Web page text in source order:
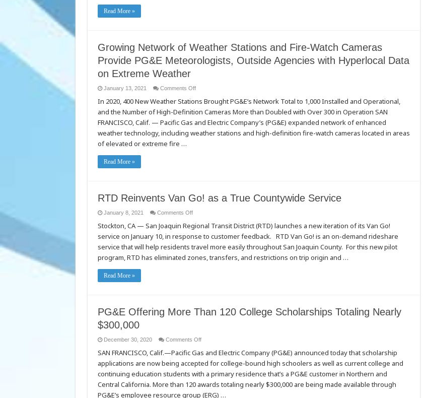
Hit
by
Pandemic,
Post-
Surge
of
New
19
Read More »
Growing Network of Weather Stations and Fire-Watch Cameras
Provide PG&E Meteorologists, Outside Agencies with Hyperlocal Data
on Extreme Weather
January 13, 2021 Comments Offon
Network
of
Weather
and
Fire-
Watch
on
Extreme
In 2020, 400 New Weather Stations Brought PG&E’s Network Total to 1,000 Installed and Operational,
and the Number of High-Definition Cameras More than Doubled with Over 300 in Operation SAN
FRANCISCO, Calif. — Pacific Gas and Electric Company’s (PG&E) expanded network of enhanced
weather technology, including weather stations and high-definition fire-watch cameras located in areas
of elevated or extreme fire …
Read More »
RTD Reinvents Van Go! as a True Countywide Service
January 8, 2021 Comments Offon
Reinvents
Van
Go!
a
Countywide
Stockton, CA — San Joaquin Regional Transit District (RTD) launches a new iteration of its Van Go!
service on January 10, in response to customer feedback. RTD Van Go! is an on-demand rideshare
service that will help residents travel more easily throughout San Joaquin County. For this new pilot
program, RTD has eliminated zones, transfers, and restrictions on trip origin and …
Read More »
PG&E Offering More Than 120 College Scholarships Totaling Nearly
$300,000
December 30, 2020 Comments Offon
Offering
More
Than
College
Scholarships
Totaling
Nearly
SAN FRANCISCO, Calif.—Pacific Gas and Electric Company (PG&E) announced today that scholarship
applications are now being accepted for college-bound high schoolers as well as current college and
continuing education students with a primary residence that’s a PG&E customer in Northern and
Central California. More than 120 awards totaling nearly $300,000 are being made available through
PG&E’s employee resource group (ERG) …